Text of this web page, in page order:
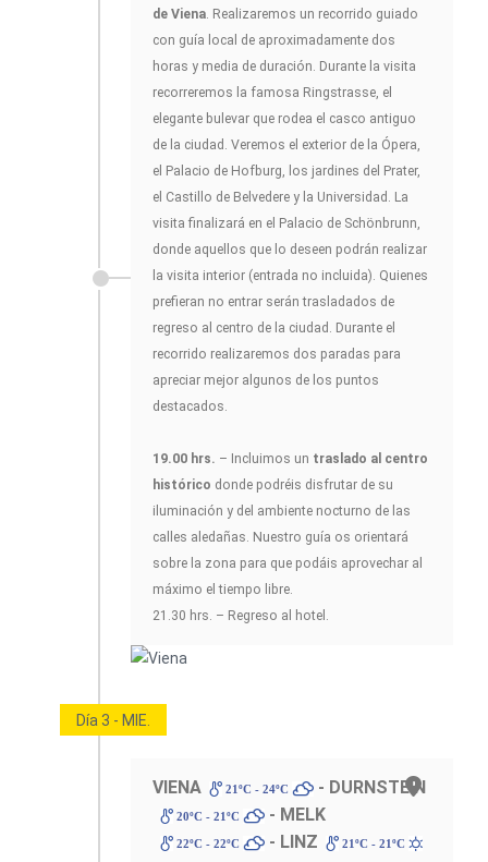
de Viena . Realizaremos un recorrido guiado
con guía local de aproximadamente dos
horas y media de duración. Durante la visita
recorreremos la famosa Ringstrasse, el
elegante bulevar que rodea el casco antiguo
de la ciudad. Veremos el exterior de la Ópera,
el Palacio de Hofburg, los jardines del Prater,
el Castillo de Belvedere y la Universidad. La
visita finalizará en el Palacio de Schönbrunn,
donde aquellos que lo deseen podrán realizar
la visita interior (entrada no incluida). Quienes
prefieran no entrar serán trasladados de
regreso al centro de la ciudad. Durante el
recorrido realizaremos dos paradas para
apreciar mejor algunos de los puntos
destacados.
19.00 hrs. – Incluimos un traslado al centro
histórico donde podréis disfrutar de su
iluminación y del ambiente nocturno de las
calles aledañas. Nuestro guía os orientará
sobre la zona para que podáis aprovechar al
máximo el tiempo libre.
21.30 hrs. – Regreso al hotel.
Día 3 - MIE.
VIENA 21ºC - 24ºC - DURNSTEIN
20ºC - 21ºC - MELK
22ºC - 22ºC - LINZ 21ºC - 21ºC